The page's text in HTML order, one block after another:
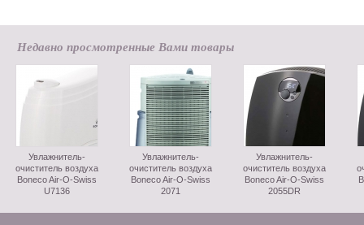
Недавно просмотренные Вами товары
Увлажнитель-
очиститель воздуха
Boneco Air-O-Swiss
U7136
Увлажнитель-
очиститель воздуха
Boneco Air-O-Swiss
2071
Увлажнитель-
очиститель воздуха
Boneco Air-O-Swiss
2055DR